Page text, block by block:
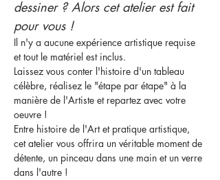
dessiner ? Alors cet atelier est fait
pour vous !
Il n'y a aucune expérience artistique requise
et tout le matériel est inclus.
Laissez vous conter l'histoire d'un tableau
célèbre, réalisez le "étape par étape" à la
manière de l'Artiste et repartez avec votre
oeuvre !
Entre histoire de l'Art et pratique artistique,
cet atelier vous offrira un véritable moment de
détente, un pinceau dans une main et un verre
dans l'autre !